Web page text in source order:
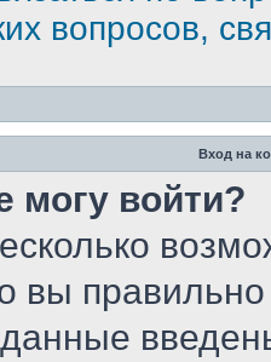
вопросов,
Вход на
могу войти?
вы